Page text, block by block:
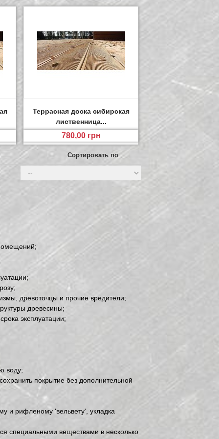
Террасная доска сибирская
лиственница...
780,00 грн
Сортировать по
древоточцы и прочие вредители;
древесины;
эксплуатации;
воду;
покрытие без дополнительной
и рифленому 'вельвету', укладка
специальными веществами в несколько